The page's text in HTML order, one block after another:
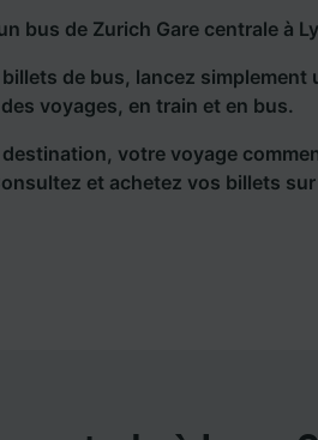
bus de Zurich Gare centrale à
de bus, lancez
voyages, en train et en bus.
destination, votre voyage
et achetez vos billets